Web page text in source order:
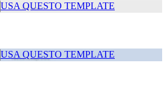
USA QUESTO TEMPLATE
USA QUESTO TEMPLATE